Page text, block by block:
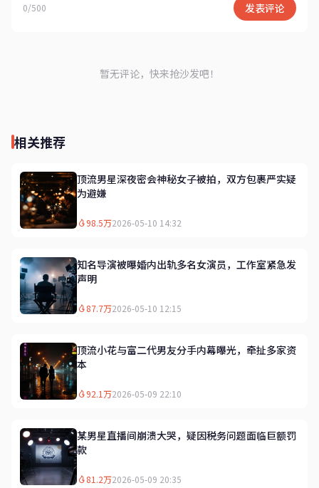
0/500 发表评论
暂无评论，快来抢沙发吧！
相关推荐
顶流男星深夜密会神秘女子被拍，双方包裹严实疑
为避嫌
98.5万2026-05-10 14:32
知名导演被曝婚内出轨多名女演员，工作室紧急发
声明
87.7万2026-05-10 12:15
顶流小花与富二代男友分手内幕曝光，牵扯多家资
本
92.1万2026-05-09 22:10
某男星直播间崩溃大哭，疑因税务问题面临巨额罚
款
81.2万2026-05-09 20:35